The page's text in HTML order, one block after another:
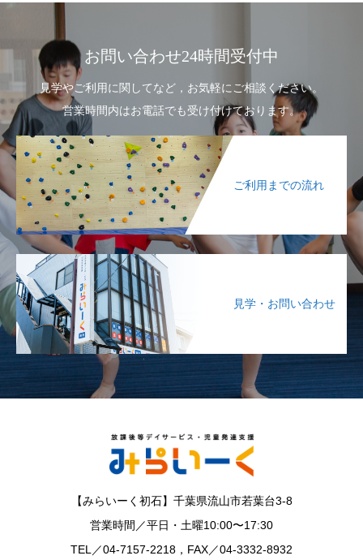
お問い合わせ24時間受付中
見学やご利用に関してなど，お気軽にご相談ください。
営業時間内はお電話でも受け付けております。
ご利用までの流れ
見学・お問い合わせ
【みらいーく初石】千葉県流山市若葉台3-8
営業時間／平日・土曜10:00〜17:30
TEL／04-7157-2218，FAX／04-3332-8932